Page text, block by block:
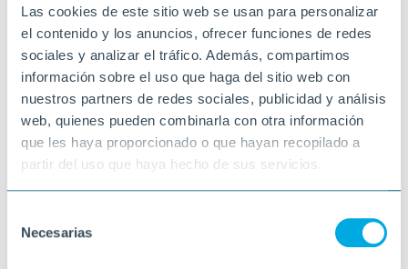
Las cookies de este sitio web se usan para personalizar
el contenido y los anuncios, ofrecer funciones de redes
sociales y analizar el tráfico. Además, compartimos
información sobre el uso que haga del sitio web con
nuestros partners de redes sociales, publicidad y análisis
web, quienes pueden combinarla con otra información
que les haya proporcionado o que hayan recopilado a
partir del uso que haya hecho de sus servicios.
Necesarias
VINARÒS